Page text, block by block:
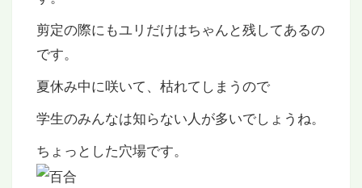
剪定の際にもユリだけはちゃんと残してあるの
です。
夏休み中に咲いて、枯れてしまうので
学生のみんなは知らない人が多いでしょうね。
ちょっとした穴場です。